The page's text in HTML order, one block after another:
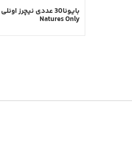
بایونا30 عددی نیچرز اونلی
Natures Only